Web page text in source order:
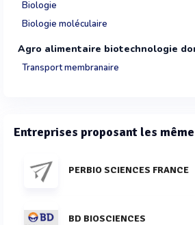
Biologie
Biologie moléculaire
Agro alimentaire biotechnologie
Transport membranaire
Entreprises proposant les
PERBIO SCIENCES FRANCE
BD BIOSCIENCES